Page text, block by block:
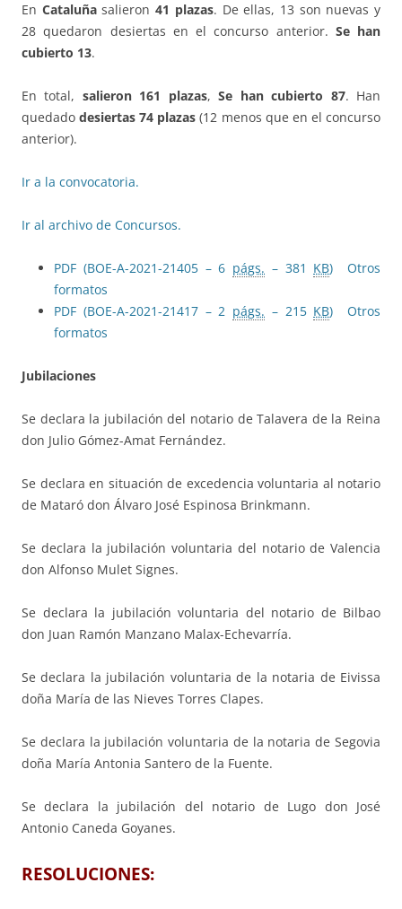
En Cataluñasalieron41 plazas. De ellas, 13 son nuevas y
28 quedaron desiertas en el concurso anterior. Se han
cubierto 13.
En total, salieron 161 plazas, Se han cubierto 87. Han
quedado desiertas 74 plazas (12 menos que en el concurso
anterior).
Ir a la convocatoria.
Ir al archivo de Concursos.
PDF (BOE-A-2021-21405 – 6 págs. – 381 KB)
Otros
formatos
PDF (BOE-A-2021-21417 – 2 págs. – 215 KB)
Otros
formatos
Jubilaciones
Se declara la jubilación del notario de Talavera de la Reina
don Julio Gómez-Amat Fernández.
Se declara en situación de excedencia voluntaria al notario
de Mataró don Álvaro José Espinosa Brinkmann.
Se declara la jubilación voluntaria del notario de Valencia
don Alfonso Mulet Signes.
Se declara la jubilación voluntaria del notario de Bilbao
don Juan Ramón Manzano Malax-Echevarría.
Se declara la jubilación voluntaria de la notaria de Eivissa
doña María de las Nieves Torres Clapes.
Se declara la jubilación voluntaria de la notaria de Segovia
doña María Antonia Santero de la Fuente.
Se declara la jubilación del notario de Lugo don José
Antonio Caneda Goyanes.
RESOLUCIONES: